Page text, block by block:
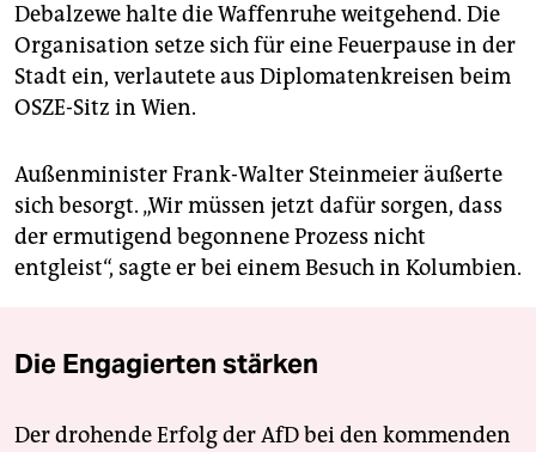
Debalzewe halte die Waffenruhe weitgehend. Die
Organisation setze sich für eine Feuerpause in der
Stadt ein, verlautete aus Diplomatenkreisen beim
OSZE-Sitz in Wien.
Außenminister Frank-Walter Steinmeier äußerte
sich besorgt. „Wir müssen jetzt dafür sorgen, dass
der ermutigend begonnene Prozess nicht
entgleist“, sagte er bei einem Besuch in Kolumbien.
Die Engagierten stärken
Der drohende Erfolg der AfD bei den kommenden